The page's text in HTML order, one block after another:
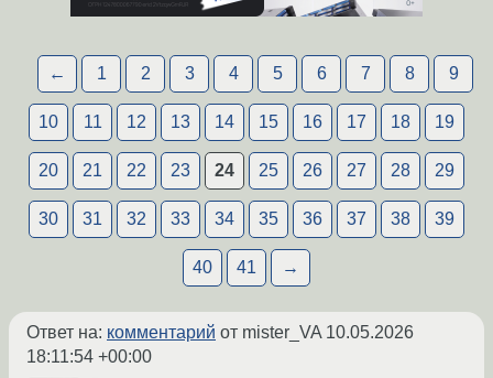
← 1 2 3 4 5 6 7 8 9
10 11 12 13 14 15 16 17 18 19
20 21 22 23 24 25 26 27 28 29
30 31 32 33 34 35 36 37 38 39
40 41 →
Ответ на: комментарий от mister_VA 10.05.2026
18:11:54 +00:00